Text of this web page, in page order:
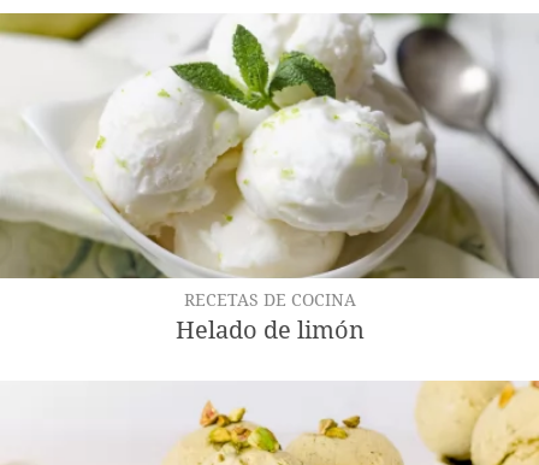
RECETAS DE COCINA
Helado de limón